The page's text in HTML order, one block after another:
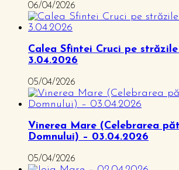
06/04/2026
Calea Sfintei Cruci pe
3.04.2026
05/04/2026
Vinerea Mare (Celebrarea
Domnului) – 03.04.2026
05/04/2026